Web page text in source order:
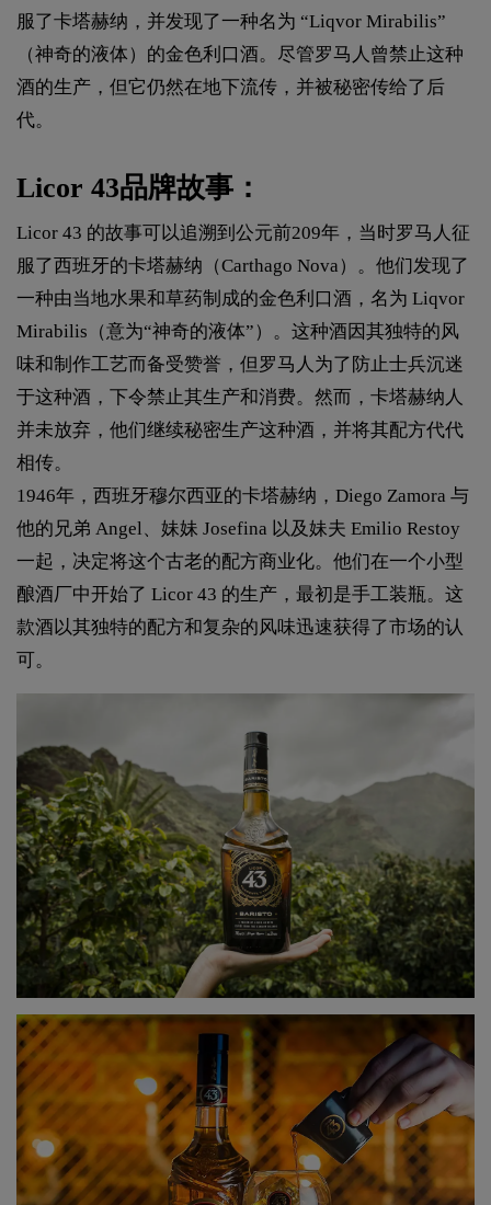
服了卡塔赫纳，并发现了一种名为 “Liqvor Mirabilis”
（神奇的液体）的金色利口酒。尽管罗马人曾禁止这种
酒的生产，但它仍然在地下流传，并被秘密传给了后
代。
Licor 43品牌故事：
Licor 43 的故事可以追溯到公元前209年，当时罗马人征
服了西班牙的卡塔赫纳（Carthago Nova）。他们发现了
一种由当地水果和草药制成的金色利口酒，名为 Liqvor
Mirabilis（意为“神奇的液体”）。这种酒因其独特的风
味和制作工艺而备受赞誉，但罗马人为了防止士兵沉迷
于这种酒，下令禁止其生产和消费。然而，卡塔赫纳人
并未放弃，他们继续秘密生产这种酒，并将其配方代代
相传。
1946年，西班牙穆尔西亚的卡塔赫纳，Diego Zamora 与
他的兄弟 Angel、妹妹 Josefina 以及妹夫 Emilio Restoy
一起，决定将这个古老的配方商业化。他们在一个小型
酿酒厂中开始了 Licor 43 的生产，最初是手工装瓶。这
款酒以其独特的配方和复杂的风味迅速获得了市场的认
可。